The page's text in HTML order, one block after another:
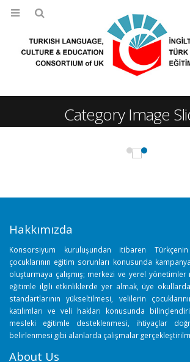
Category Image
Hakkımızda
Konsorsiyum kuruluşundan itibaren
çocuklarının eğitim sorunları konusunda
oluşturmaya çalışmış; merkezi ve yerel
eğitimle ilgili etkinliklerde yer almak, üye
standartlarının yükseltilmesi, velilerin
katılımları ve veli hakları konusunda
mesleki eğitimle desteklenmesi, ihtiyaçlar
belirlenmesi gibi alanlarda çalışmalar
About Us